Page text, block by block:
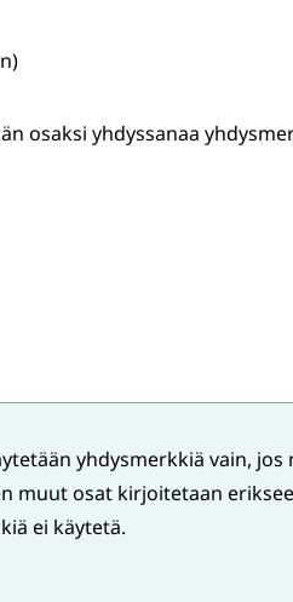
osaksi yhdyssanaa
yhdysmerkkiä vain, jos
muut osat kirjoitetaan
ei käytetä.